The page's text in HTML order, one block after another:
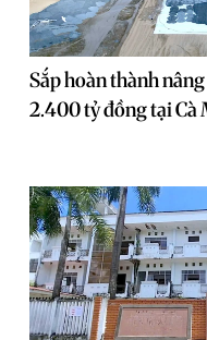
Sắp hoàn thành
2.400 tỷ đồng tại Cà